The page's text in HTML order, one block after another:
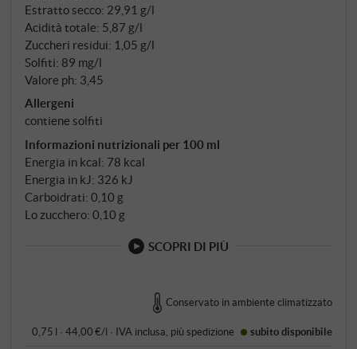
Estratto secco: 29,91 g/l
Acidità totale: 5,87 g/l
Zuccheri residui: 1,05 g/l
Solfiti: 89 mg/l
Valore ph: 3,45
Allergeni
contiene solfiti
Informazioni nutrizionali per 100 ml
Energia in kcal: 78 kcal
Energia in kJ: 326 kJ
Carboidrati: 0,10 g
Lo zucchero: 0,10 g
SCOPRI DI PIÙ
Conservato in ambiente climatizzato
0,75 l · 44,00 €/l · IVA inclusa , piùspedizione subito disponibile